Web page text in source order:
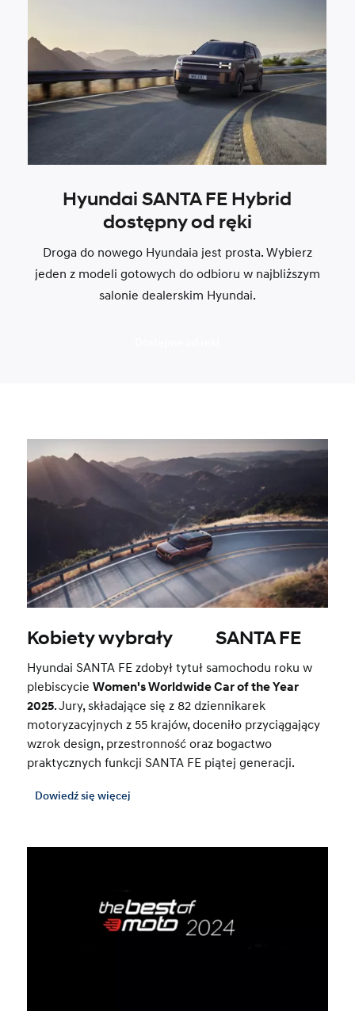
Hyundai SANTA FE Hybrid
dostępny od ręki
Droga do nowego Hyundaia jest prosta. Wybierz
jeden z modeli gotowych do odbioru w najbliższym
salonie dealerskim Hyundai.
Kobiety wybrały‎ ‎ ‎ ‎ ‎ ‎ ‎‎ ‎ ‎ ‎ ‎ ‎‎SANTA FE
Hyundai SANTA FE zdobył tytuł samochodu roku w
plebiscycieWomen's Worldwide Car of the Year
2025. Jury, składające się z 82 dziennikarek
motoryzacyjnych z 55 krajów, doceniło przyciągający
wzrok design, przestronność oraz bogactwo
praktycznych funkcji SANTA FE piątej generacji.
Dowiedź się więcej